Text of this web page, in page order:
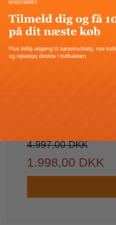
Bon Goût Madrid
4.997,00 DKK
1.998,00 DKK